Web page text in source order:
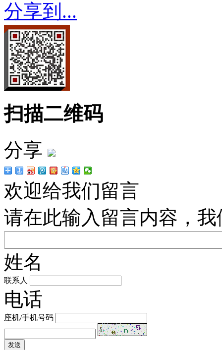
分享到...
扫描二维码
分享
欢迎给我们留言
请在此输入留言内容，
姓名
联系人
电话
座机/手机号码